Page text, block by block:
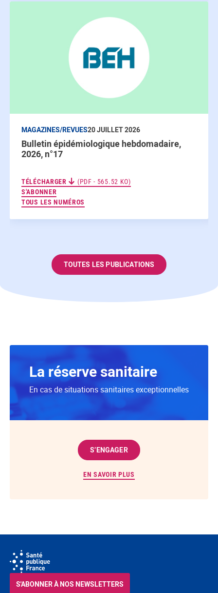
MAGAZINES/REVUES20 JUILLET 2026
Bulletin épidémiologique hebdomadaire,
2026, n°17
TÉLÉCHARGER
(PDF - 565.52 KO)
S'ABONNERAUX NEWSLETTERS
TOUS LES NUMÉROS
TOUTES LES PUBLICATIONS
La réserve sanitaire
En cas de situations sanitaires exceptionnelles
S’ENGAGER
EN SAVOIR PLUS
S'ABONNER À NOS NEWSLETTERS